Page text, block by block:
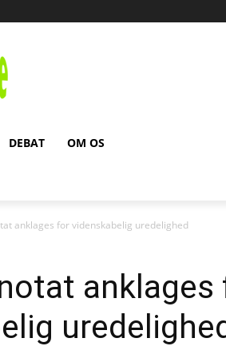
DEBAT OM OS
anklages for videnskabelig uredelighed
anklages